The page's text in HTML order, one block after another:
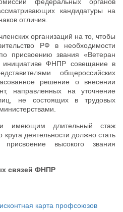
кандидатуры на
отличия.
организаций на то, чтобы
РФ в необходимости
присвоению звания «Ветеран
ФНПР совещание в
общероссийских
решение о внесении
направленных на уточнение
не состоящих в трудовых
и имеющим длительный стаж
деятельности должно стать
высокого звания
связей ФНПР